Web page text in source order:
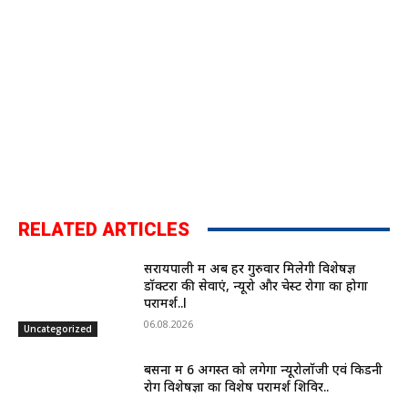
RELATED ARTICLES
Uncategorized
सरायपाली में अब हर गुरुवार मिलेगी विशेषज्ञ
डॉक्टरों की सेवाएं, न्यूरो और चेस्ट रोगों का होगा
परामर्श..l
06.08.2026
बसना में 6 अगस्त को लगेगा न्यूरोलॉजी एवं किडनी
रोग विशेषज्ञों का विशेष परामर्श शिविर..